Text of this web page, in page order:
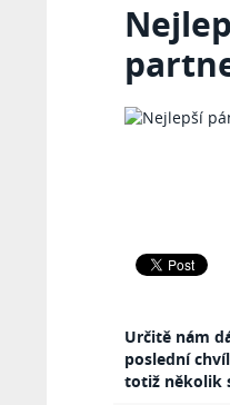
Určitě nám
poslední
totiž několik